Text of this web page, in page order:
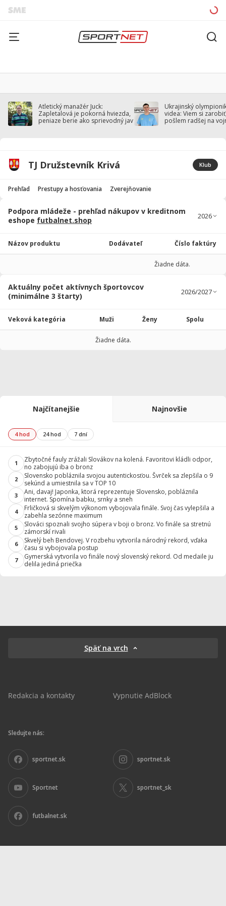
Atletický manažér Juck:
Zapletalová je pokorná hviezda,
peniaze berie ako sprievodný jav
Ukrajinský
videa: Viem si
pošlem radšej na
TJ Družstevník Krivá Klub
Prehľad Prestupy a hosťovania Zverejňovanie
Podpora mládeže - prehľad nákupov v kreditnom
eshope futbalnet.shop
Názov produktu Dodávateľ Číslo faktúry
Žiadne dáta.
Aktuálny počet aktívnych športovcov
(minimálne 3 štarty)
Veková kategória Muži Ženy Spolu
Žiadne dáta.
Najčítanejšie Najnovšie
4 hod 24 hod 7 dní
1
Zbytočné fauly zrážali Slovákov na kolená. Favoritovi kládli odpor,
no zabojujú iba o bronz
2
Slovensko pobláznila svojou autentickosťou. Švrček sa zlepšila o 9
sekúnd a umiestnila sa v TOP 10
3
Ani, davaj! Japonka, ktorá reprezentuje Slovensko, pobláznila
internet. Spomína babku, srnky a sneh
4
Frličková si skvelým výkonom vybojovala finále. Svoj čas vylepšila a
zabehla sezónne maximum
5
Slováci spoznali svojho súpera v boji o bronz. Vo finále sa stretnú
zámorskí rivali
6
Skvelý beh Bendovej. V rozbehu vytvorila národný rekord, vďaka
času si vybojovala postup
7
Gymerská vytvorila vo finále nový slovenský rekord. Od medaile ju
delila jediná priečka
Späť na vrch
Redakcia a kontakty Vypnutie AdBlock
Sledujte nás:
sportnet.sk sportnet.sk
Sportnet sportnet_sk
futbalnet.sk